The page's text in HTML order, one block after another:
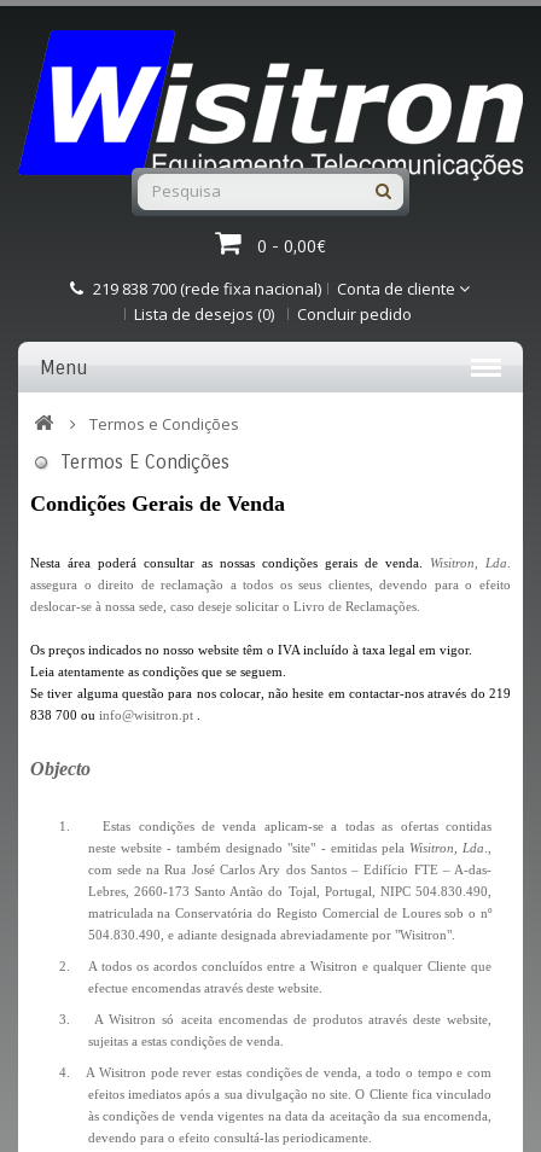
0 - 0,00€
219 838 700 (rede fixa nacional)
Conta de cliente
Lista de desejos (0)
Concluir pedido
Menu
Termos e Condições
Termos E Condições
Condições Gerais de Venda
Nesta área poderá consultar as nossas condições gerais de venda. Wisitron, Lda
assegura o direito de reclamação a todos os seus clientes, devendo para o efeito
deslocar-se à nossa sede, caso deseje solicitar o Livro de Reclamações.
Os preços indicados no nosso website têm o IVA incluído à taxa legal em vigor.
Leia atentamente as condições que se seguem.
Se tiver alguma questão para nos colocar, não hesite em contactar-nos através do 219
838 700 ou info@wisitron.pt
Objecto
1.
Estas condições de venda aplicam-se a todas as ofertas contidas
neste website - também designado "site" - emitidas pela Wisitron, Lda
com sede na Rua José Carlos Ary dos Santos – Edifício FTE – A-das-
Lebres, 2660-173 Santo Antão do Tojal, Portugal, NIPC 504.830.490,
matriculada na Conservatória do Registo Comercial de Loures sob o nº
504.830.490, e adiante designada abreviadamente por "Wisitron".
2.
A todos os acordos concluídos entre a Wisitron e qualquer Cliente que
efectue encomendas através deste website.
3.
A Wisitron só aceita encomendas de produtos através deste website,
sujeitas a estas condições de venda.
4.
A Wisitron pode rever estas condições de venda, a todo o tempo e com
efeitos imediatos após a sua divulgação no site. O Cliente fica vinculado
às condições de venda vigentes na data da aceitação da sua encomenda,
devendo para o efeito consultá-las periodicamente.